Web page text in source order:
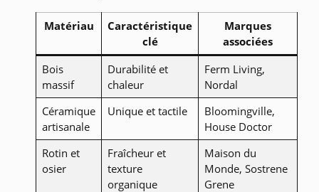
Matériau
Caractéristique
clé
Marques
associées
Bois
massif
Durabilité et
chaleur
Ferm Living,
Nordal
Céramique
artisanale
Unique et tactile
Bloomingville,
House Doctor
Rotin et
osier
Fraîcheur et
texture
organique
Maison du
Monde, Sostrene
Grene